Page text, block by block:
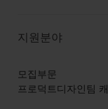
지원분야
모집부문
프로덕트디자인팀